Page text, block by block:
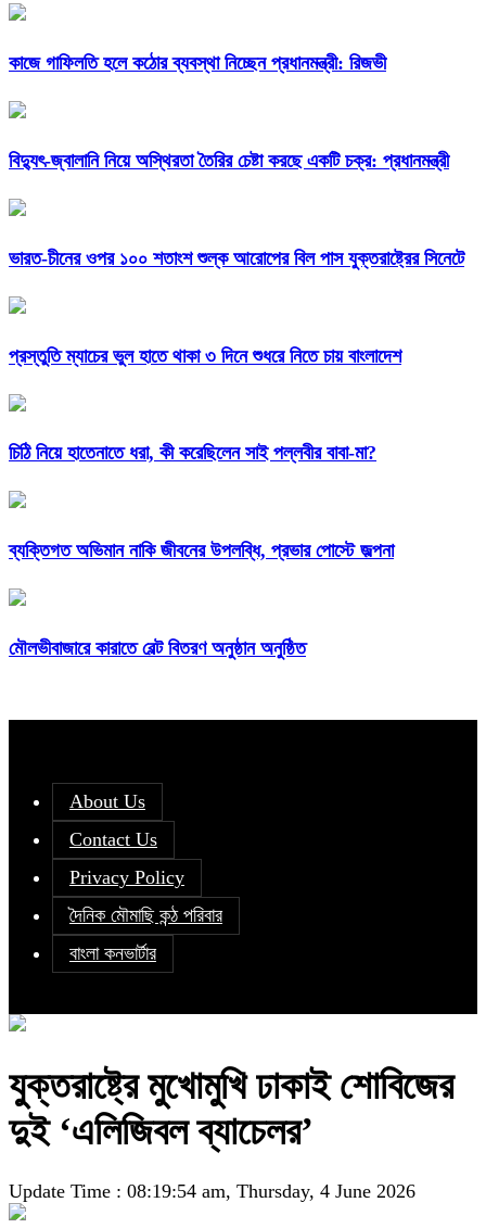
কাজে গাফিলতি হলে কঠোর ব্যবস্থা নিচ্ছেন প্রধানমন্ত্রী: রিজভী
বিদ্যুৎ-জ্বালানি নিয়ে অস্থিরতা তৈরির চেষ্টা করছে একটি চক্র: প্রধানমন্ত্রী
ভারত-চীনের ওপর ১০০ শতাংশ শুল্ক আরোপের বিল পাস যুক্তরাষ্ট্রের সিনেটে
প্রস্তুতি ম্যাচের ভুল হাতে থাকা ৩ দিনে শুধরে নিতে চায় বাংলাদেশ
চিঠি নিয়ে হাতেনাতে ধরা, কী করেছিলেন সাই পল্লবীর বাবা-মা?
ব্যক্তিগত অভিমান নাকি জীবনের উপলব্ধি, প্রভার পোস্টে জল্পনা
মৌলভীবাজারে কারাতে বেল্ট বিতরণ অনুষ্ঠান অনুষ্ঠিত
About Us
Contact Us
Privacy Policy
দৈনিক মৌমাছি কন্ঠ পরিবার
বাংলা কনভার্টার
যুক্তরাষ্ট্রে মুখোমুখি ঢাকাই শোবিজের
দুই ‘এলিজিবল ব্যাচেলর’
Update Time : 08:19:54 am, Thursday, 4 June 2026